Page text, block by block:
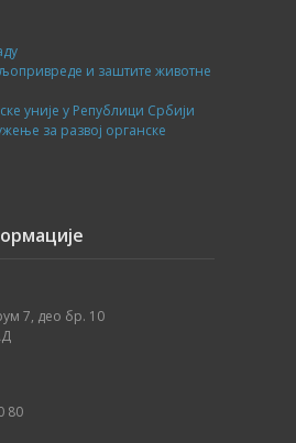
и заштите животне
уније у Републици Србији
за развој органске
7, део бр. 10
80